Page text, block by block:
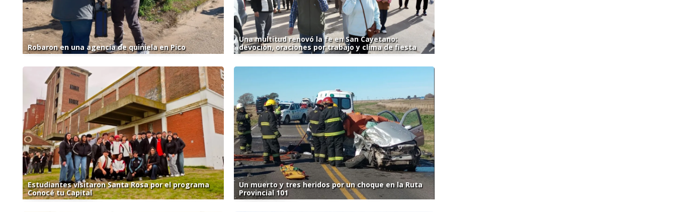
Robaron en una agencia de quiniela en Pico
Una multitud renovó la fe en San Cayetano:
devoción, oraciones por trabajo y clima de fiesta
Estudiantes visitaron Santa Rosa por el programa
Conocé tu Capital
Un muerto y tres heridos por un choque en la Ruta
Provincial 101